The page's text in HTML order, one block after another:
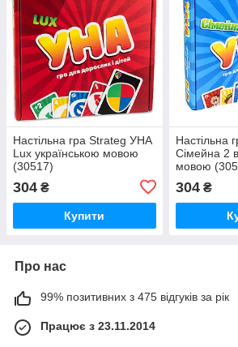
Настільна гра Strateg УНА
Lux українською мовою
(30517)
304 ₴
Купити
Настільна
Сімейна 2
мовою
304₴
Про нас
99% позитивних з 475 відгуків за рік
Працює з 23.11.2014